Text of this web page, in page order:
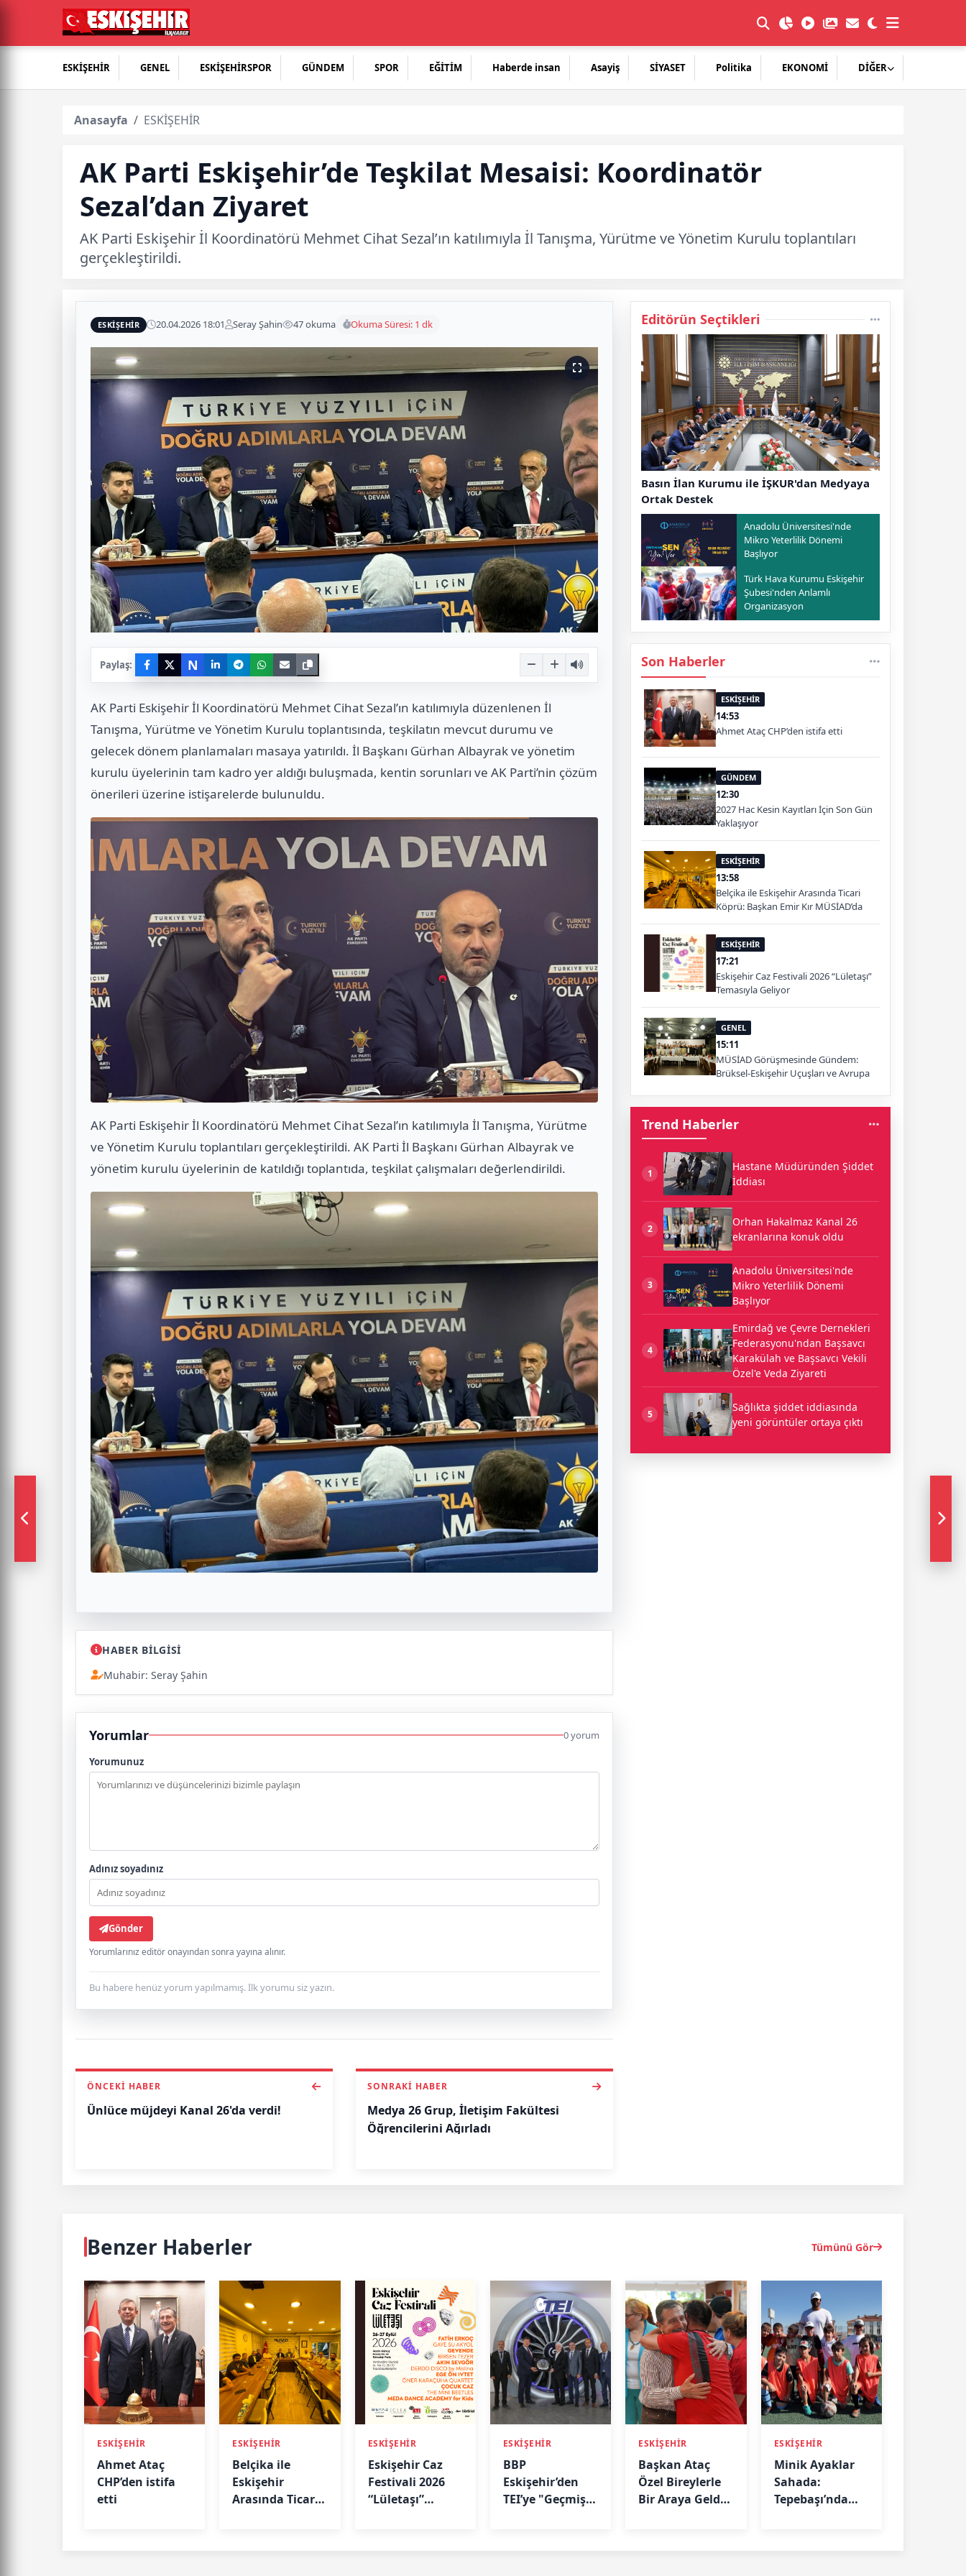
ESKİŞEHİR GENEL ESKİŞEHİRSPOR GÜNDEM SPOR EĞİTİM Haberde insan Asayiş SİYASET Politika EKONOMİ DİĞER
Anasayfa ESKİŞEHİR
AK Parti Eskişehir’de Teşkilat Mesaisi: Koordinatör
Sezal’dan Ziyaret
AK Parti Eskişehir İl Koordinatörü Mehmet Cihat Sezal’ın katılımıyla İl Tanışma, Yürütme ve Yönetim Kurulu toplantıları
gerçekleştirildi.
ESKİŞEHİR 20.04.2026 18:01 Seray Şahin 47 okuma Okuma Süresi: 1 dk
Paylaş: N
AK Parti Eskişehir İl Koordinatörü Mehmet Cihat Sezal’ın katılımıyla düzenlenen İl
Tanışma, Yürütme ve Yönetim Kurulu toplantısında, teşkilatın mevcut durumu ve
gelecek dönem planlamaları masaya yatırıldı. İl Başkanı Gürhan Albayrak ve yönetim
kurulu üyelerinin tam kadro yer aldığı buluşmada, kentin sorunları ve AK Parti’nin çözüm
önerileri üzerine istişarelerde bulunuldu.
AK Parti Eskişehir İl Koordinatörü Mehmet Cihat Sezal’ın katılımıyla İl Tanışma, Yürütme
ve Yönetim Kurulu toplantıları gerçekleştirildi. AK Parti İl Başkanı Gürhan Albayrak ve
yönetim kurulu üyelerinin de katıldığı toplantıda, teşkilat çalışmaları değerlendirildi.
HABER BİLGİSİ
Muhabir: Seray Şahin
Yorumlar 0 yorum
Yorumunuz
Adınız soyadınız
Gönder
Yorumlarınız editör onayından sonra yayına alınır.
Bu habere henüz yorum yapılmamış. İlk yorumu siz yazın.
ÖNCEKI HABER
Ünlüce müjdeyi Kanal 26'da verdi!
SONRAKI HABER
Medya 26 Grup, İletişim Fakültesi
Öğrencilerini Ağırladı
Editörün Seçtikleri
Basın İlan Kurumu ile İŞKUR'dan Medyaya
Ortak Destek
Anadolu Üniversitesi'nde
Mikro Yeterlilik Dönemi
Başlıyor
Türk Hava Kurumu Eskişehir
Şubesi'nden Anlamlı
Organizasyon
Son Haberler
ESKİŞEHİR
14:53
Ahmet Ataç CHP’den istifa etti
GÜNDEM
12:30
2027 Hac Kesin Kayıtları İçin Son Gün
Yaklaşıyor
ESKİŞEHİR
13:58
Belçika ile Eskişehir Arasında Ticari
Köprü: Başkan Emir Kır MÜSİAD’da
ESKİŞEHİR
17:21
Eskişehir Caz Festivali 2026 “Lületaşı”
Temasıyla Geliyor
GENEL
15:11
MÜSİAD Görüşmesinde Gündem:
Brüksel-Eskişehir Uçuşları ve Avrupa
Trend Haberler
1
Hastane Müdüründen Şiddet
İddiası
2
Orhan Hakalmaz Kanal 26
ekranlarına konuk oldu
3
Anadolu Üniversitesi'nde
Mikro Yeterlilik Dönemi
Başlıyor
4
Emirdağ ve Çevre Dernekleri
Federasyonu'ndan Başsavcı
Karakülah ve Başsavcı Vekili
Özel'e Veda Ziyareti
5
Sağlıkta şiddet iddiasında
yeni görüntüler ortaya çıktı
Benzer Haberler Tümünü Gör
ESKİŞEHİR
Ahmet Ataç
CHP’den istifa
etti
ESKİŞEHİR
Belçika ile
Eskişehir
Arasında Ticari
ESKİŞEHİR
Eskişehir Caz
Festivali 2026
“Lületaşı”
ESKİŞEHİR
BBP
Eskişehir’den
TEI’ye "Geçmiş
ESKİŞEHİR
Başkan Ataç
Özel Bireylerle
Bir Araya Geldi:
ESKİŞEHİR
Minik Ayaklar
Sahada:
Tepebaşı’nda